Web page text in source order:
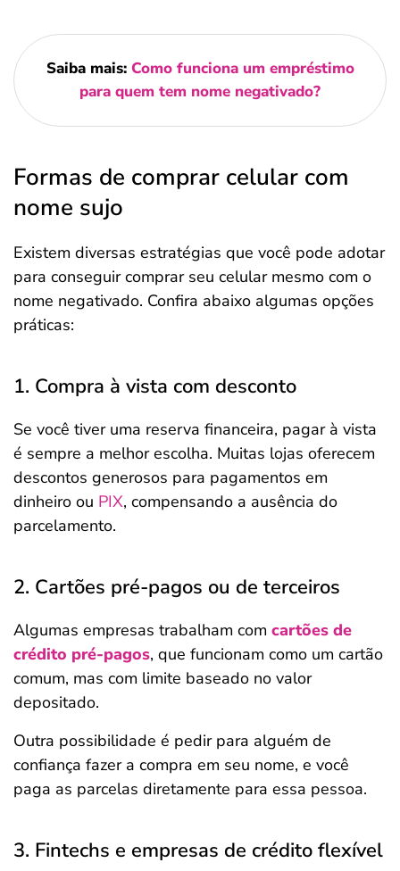
Saiba mais: Como funciona um empréstimo
para quem tem nome negativado?
Formas de comprar celular com
nome sujo
Existem diversas estratégias que você pode adotar
para conseguir comprar seu celular mesmo com o
nome negativado. Confira abaixo algumas opções
práticas:
1. Compra à vista com desconto
Se você tiver uma reserva financeira, pagar à vista
é sempre a melhor escolha. Muitas lojas oferecem
descontos generosos para pagamentos em
dinheiro ou PIX, compensando a ausência do
parcelamento.
2. Cartões pré-pagos ou de terceiros
Algumas empresas trabalham com cartões de
crédito pré-pagos, que funcionam como um cartão
comum, mas com limite baseado no valor
depositado.
Outra possibilidade é pedir para alguém de
confiança fazer a compra em seu nome, e você
paga as parcelas diretamente para essa pessoa.
3. Fintechs e empresas de crédito flexível